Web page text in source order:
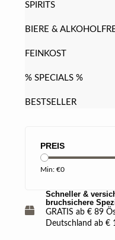
PREIS
Min: €0
SPIRITS
BIERE &
FEINKOST
% SPECIALS %
BESTSELLER
Schneller &
bruchsichere
GRATIS ab € 89
Deutschland ab €